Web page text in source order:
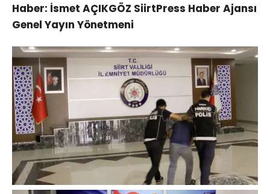
Haber: İsmet AÇIKGÖZ SiirtPress Haber Ajansı
Genel Yayın Yönetmeni